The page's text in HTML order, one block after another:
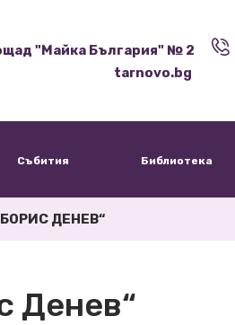
"Майка България" № 2
tarnovo.bg
Събития Библиотека
ДЕНЕВ“
Денев“